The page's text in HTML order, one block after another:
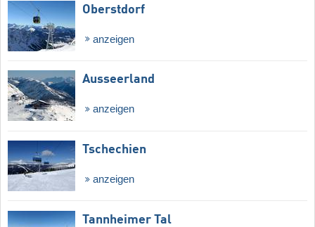
Oberstdorf
anzeigen
Ausseerland
anzeigen
Tschechien
anzeigen
Tannheimer Tal